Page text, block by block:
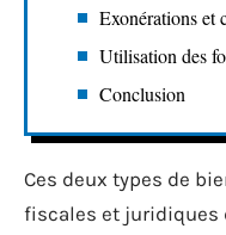
Exonérations et
Utilisation des
Conclusion
Ces deux types de
fiscales et juridiques